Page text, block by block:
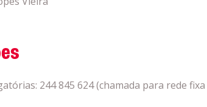
244 845 624 (chamada para rede